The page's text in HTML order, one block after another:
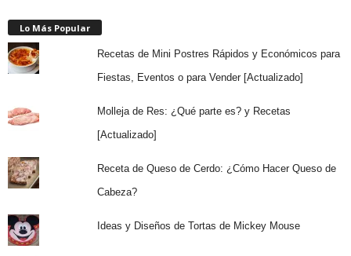
Lo Más Popular
Recetas de Mini Postres Rápidos y Económicos para
Fiestas, Eventos o para Vender [Actualizado]
Molleja de Res: ¿Qué parte es? y Recetas
[Actualizado]
Receta de Queso de Cerdo: ¿Cómo Hacer Queso de
Cabeza?
Ideas y Diseños de Tortas de Mickey Mouse